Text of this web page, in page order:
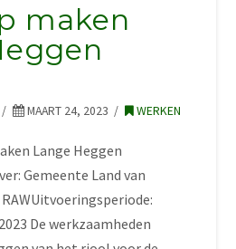
maken
MAART 24, 2023 WERKEN
Lange Heggen
Gemeente Land van
De werkzaamheden